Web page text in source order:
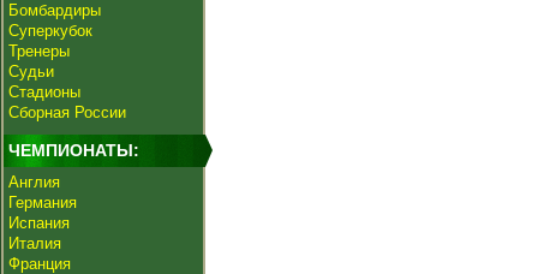
Бомбардиры
Суперкубок
Тренеры
Судьи
Стадионы
Сборная России
ЧЕМПИОНАТЫ:
Англия
Германия
Испания
Италия
Франция